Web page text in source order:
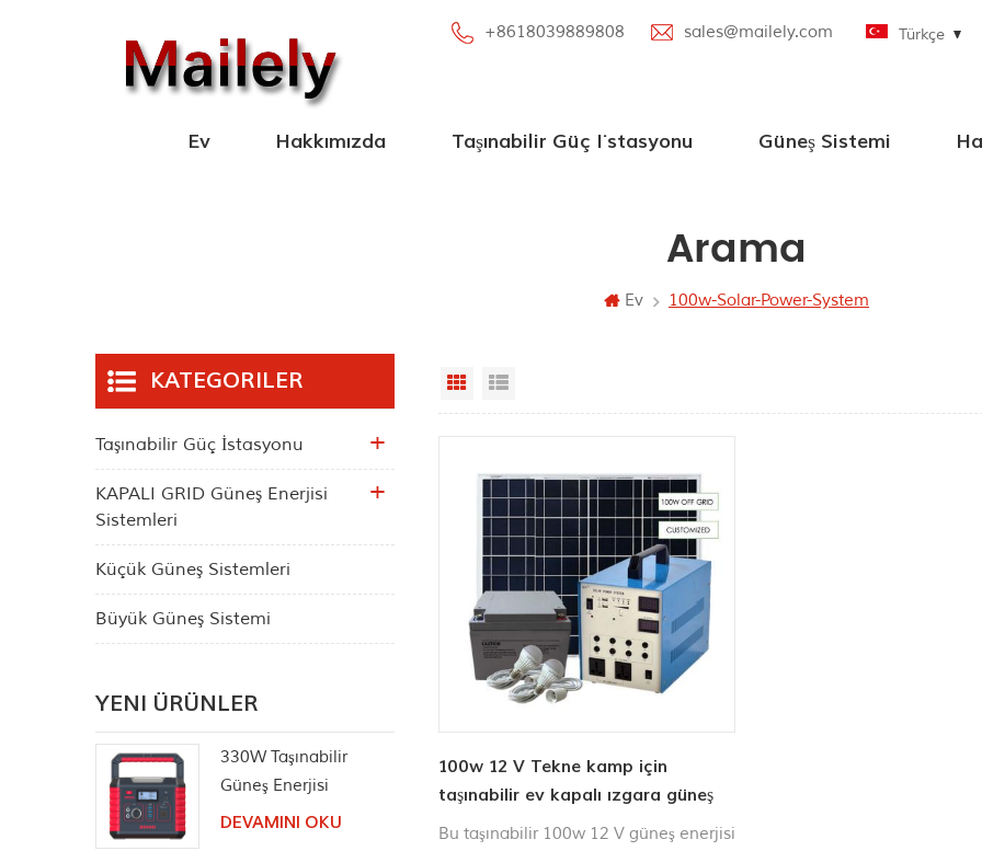
+8618039889808 sales@mailely.com Türkçe
Ev Hakkımızda Taşınabilir Güç İstasyonu Güneş Sistemi
Arama
Ev 100w-Solar-Power-System
Grid View
100w 12 V Tekne kamp için
taşınabilir ev kapalı ızgara güneş
enerjisi sistemi
Bu taşınabilir 100w 12 V güneş enerjisi
KATEGORILER
Taşınabilir Güç İstasyonu
KAPALI GRID Güneş Enerjisi
Sistemleri
Küçük Güneş Sistemleri
Büyük Güneş Sistemi
YENI ÜRÜNLER
330W Taşınabilir
Güneş Enerjisi
İstasyonu Saf Sinüs
DEVAMINI OKU